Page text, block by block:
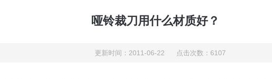
哑铃裁刀用什么材质好？
更新时间：2011-06-22 点击次数：6107